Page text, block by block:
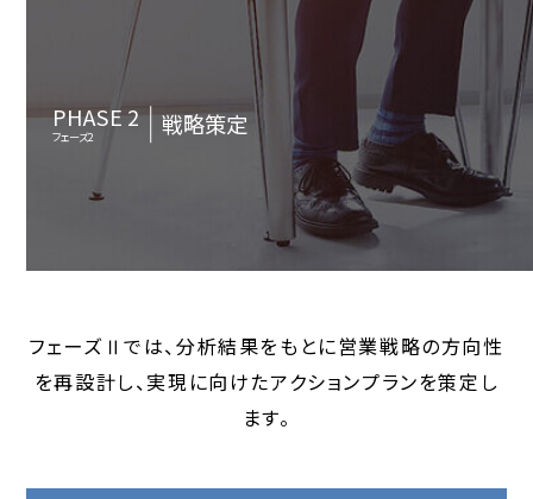
PHASE 2
フェーズ2 戦略策定
フェーズⅡでは、分析結果をもとに営業戦略の方向性
を再設計し、実現に向けたアクションプランを策定し
ます。